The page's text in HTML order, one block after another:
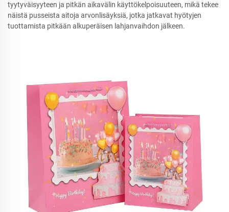
tyytyväisyyteen ja pitkän aikavälin käyttökelpoisuuteen, mikä tekee
näistä pusseista aitoja arvonlisäyksiä, jotka jatkavat hyötyjen
tuottamista pitkään alkuperäisen lahjanvaihdon jälkeen.